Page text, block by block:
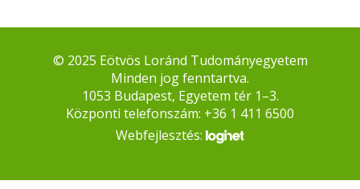
© 2025 Eötvös Loránd Tudományegyetem
Minden jog fenntartva.
1053 Budapest, Egyetem tér 1–3.
Központi telefonszám: +36 1 411 6500
Webfejlesztés: